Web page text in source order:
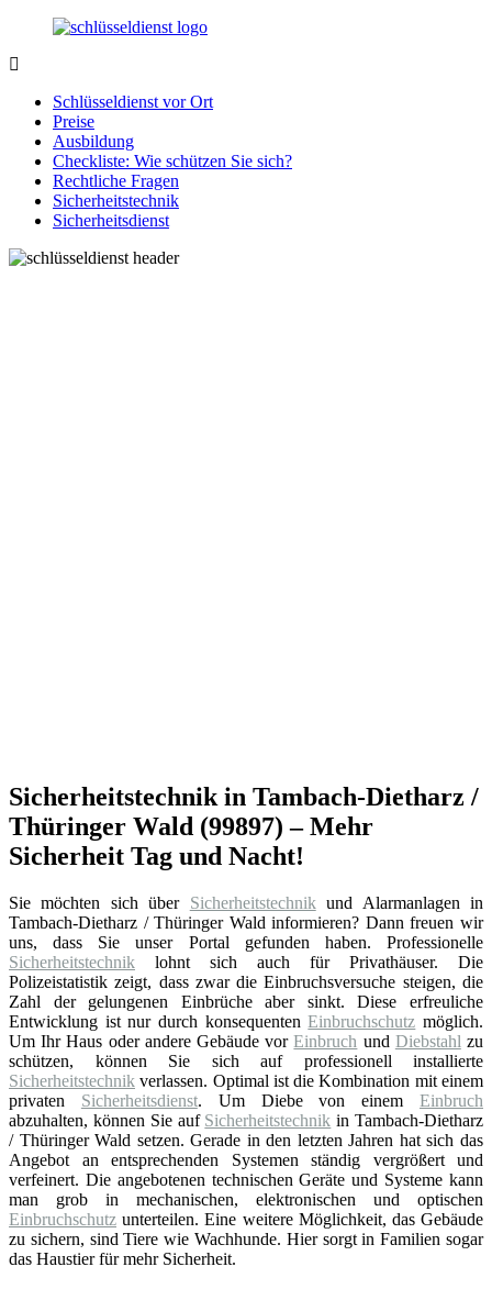
Zurück
Inhalt
Notlage
wird
gelöst!
Schlüsseldienst vor Ort
Preise
Ausbildung
Checkliste: Wie schützen Sie sich?
Rechtliche Fragen
Sicherheitstechnik
Sicherheitsdienst
Sicherheitstechnik in Tambach-Dietharz /
Thüringer Wald (99897) – Mehr
Sicherheit Tag und Nacht!
Sie möchten sich über Sicherheitstechnikund Alarmanlagen in
Tambach-Dietharz / Thüringer Wald informieren? Dann freuen wir
uns, dass Sie unser Portal gefunden haben. Professionelle
Sicherheitstechnik lohnt sich auch für Privathäuser. Die
Polizeistatistik zeigt, dass zwar die Einbruchsversuche steigen, die
Zahl der gelungenen Einbrüche aber sinkt. Diese erfreuliche
Entwicklung ist nur durch konsequentenEinbruchschutz möglich.
Um Ihr Haus oder andere Gebäude vorEinbruch und Diebstahl zu
schützen, können Sie sich auf professionell installierte
Sicherheitstechnik verlassen. Optimal ist die Kombination mit einem
privaten Sicherheitsdienst. Um Diebe von einemEinbruch
abzuhalten, können Sie auf Sicherheitstechnik in Tambach-Dietharz
/ Thüringer Wald setzen. Gerade in den letzten Jahren hat sich das
Angebot an entsprechenden Systemen ständig vergrößert und
verfeinert. Die angebotenen technischen Geräte und Systeme kann
man grob in mechanischen, elektronischen und optischen
Einbruchschutz unterteilen. Eine weitere Möglichkeit, das Gebäude
zu sichern, sind Tiere wie Wachhunde. Hier sorgt in Familien sogar
das Haustier für mehr Sicherheit.